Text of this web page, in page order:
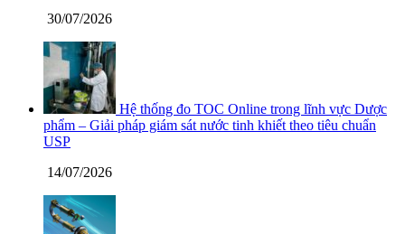
30/07/2026
Hệ thống đo TOC Online trong lĩnh vực Dược
phẩm – Giải pháp giám sát nước tinh khiết theo tiêu chuẩn
USP
14/07/2026